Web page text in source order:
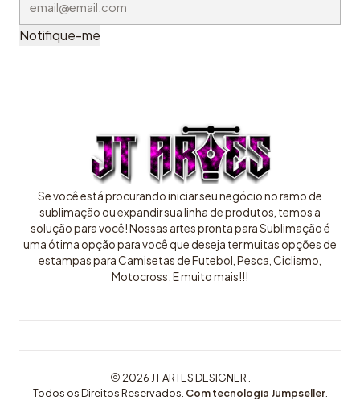
Notifique-me
Se você está procurando iniciar seu negócio no ramo de
sublimação ou expandir sua linha de produtos, temos a
solução para você! Nossas artes pronta para Sublimação é
uma ótima opção para você que deseja ter muitas opções de
estampas para Camisetas de Futebol, Pesca, Ciclismo,
Motocross. E muito mais!!!
2026 JT ARTES DESIGNER .
Todos os Direitos Reservados. Com tecnologia Jumpseller.